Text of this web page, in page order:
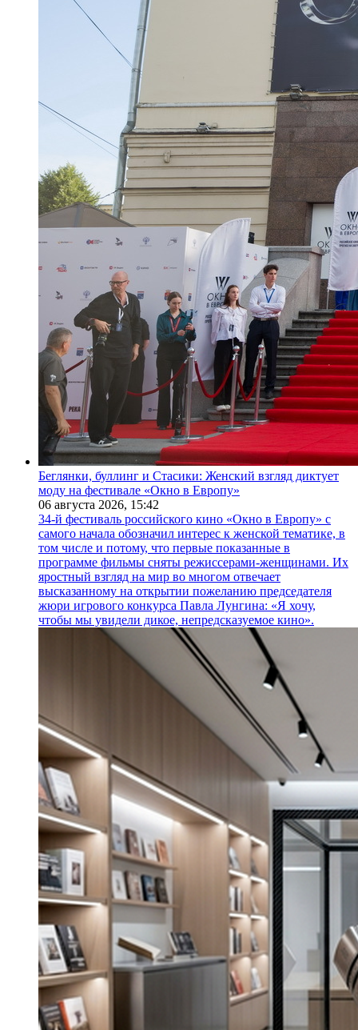
Беглянки, буллинг и Стасики: Женский взгляд диктует
моду на фестивале «Окно в Европу»
06 августа 2026, 15:42
34-й фестиваль российского кино «Окно в Европу» с
самого начала обозначил интерес к женской тематике, в
том числе и потому, что первые показанные в
программе фильмы сняты режиссерами-женщинами. Их
яростный взгляд на мир во многом отвечает
высказанному на открытии пожеланию председателя
жюри игрового конкурса Павла Лунгина: «Я хочу,
чтобы мы увидели дикое, непредсказуемое кино».